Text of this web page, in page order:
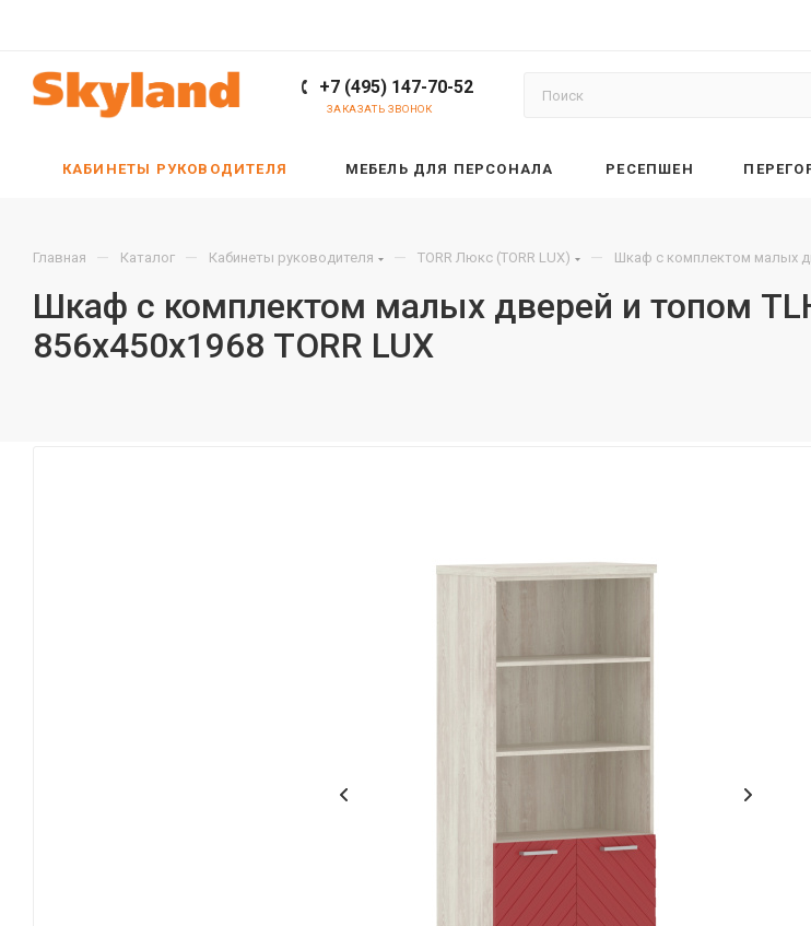
+7 (495) 147-70-52
ЗАКАЗАТЬ ЗВОНОК
КАБИНЕТЫ РУКОВОДИТЕЛЯ МЕБЕЛЬ ДЛЯ ПЕРСОНАЛА РЕСЕПШЕН
Главная — Каталог — Кабинеты руководителя — TORR Люкс (TORR LUX) — Шкаф с комплектом малых
Шкаф с комплектом малых дверей и топом
856х450х1968 TORR LUX